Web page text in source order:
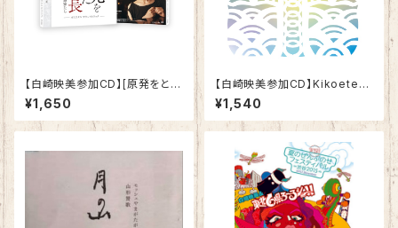
【白崎映美参加CD】[原発をとめ
た裁判長 そして原発をとめる農
家たち]サウンドトラック
¥1,650
【白崎映美参加CD】Kikoeteku
ru Naminoyouni 聞こえてくる
波のように／Boom Pam
¥1,540